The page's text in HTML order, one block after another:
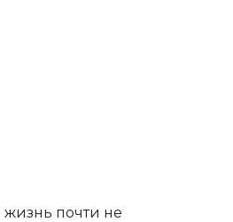
почти не